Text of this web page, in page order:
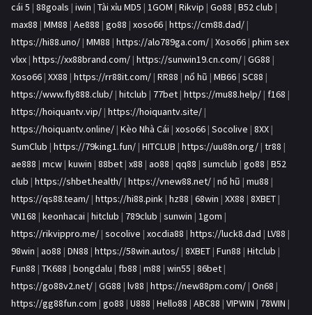
cái 5 | 88goals | iwin | Tài xỉu MD5 | 1GOM | Rikvip | Go88 | B52 club |
max88 | MM88 | Ae888 | go88 | xoso66 | https://cm88.dad/ |
https://hi88.uno/ | MM88 | https://alo789ga.com/ | Xoso66 | phim sex
vlxx | https://xx88brand.com/ | https://sunwin19.cn.com/ | GG88 |
Xoso66 | XX88 | https://rr88it.com/ | RR88 | nổ hũ | MB66 | SC88 |
https://www.fly888.club/ | hitclub | 77bet | https://mu88.help/ | f168 |
https://hoiquantv.vip/ | https://hoiquantv.site/ |
https://hoiquantv.online/ | Kèo Nhà Cái | xoso66 | Socolive | 8XX |
SumClub | https://79king1.fun/ | HITCLUB | https://uu88n.org/ | tr88 |
ae888 | mcw | kuwin | 88bet | x88 | ao88 | qq88 | sumclub | go88 | B52
club | https://shbet.health/ | https://vnew88.net/ | nổ hũ | mu88 |
https://qs88.team/ | https://hi88.pink | hz88 | 68win | XX88 | 8XBET |
VN168 | keonhacai | hitclub | 789club | sunwin | 1gom |
https://rikvippro.me/ | socolive | xocdia88 | https://luck8.dad | LV88 |
98win | ao88 | DN88 | https://58win.autos/ | 8XBET | Fun88 | Hitclub |
Fun88 | TK688 | bongdalu | fb88 | m88 | win55 | 86bet |
https://go88v2.net/ | GG88 | lv88 | https://new88pm.com/ | On68 |
https://gg88fun.com | go88 | U888 | Hello88 | ABC88 | VIPWIN | 78WIN |